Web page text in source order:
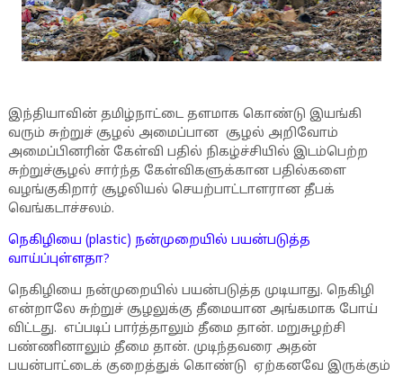
இந்தியாவின் தமிழ்நாட்டை தளமாக கொண்டு இயங்கி
வரும் சுற்றுச் சூழல் அமைப்பான சூழல் அறிவோம்
அமைப்பினரின் கேள்வி பதில் நிகழ்ச்சியில் இடம்பெற்ற
சுற்றுச்சூழல் சார்ந்த கேள்விகளுக்கான பதில்களை
வழங்குகிறார் சூழலியல் செயற்பாட்டாளரான தீபக்
வெங்கடாச்சலம்.
நெகிழியை (plastic) நன்முறையில் பயன்படுத்த
வாய்ப்புள்ளதா?
நெகிழியை நன்முறையில் பயன்படுத்த முடியாது. நெகிழி
என்றாலே சுற்றுச் சூழலுக்கு தீமையான அங்கமாக போய்
விட்டது. எப்படிப் பார்த்தாலும் தீமை தான். மறுசுழற்சி
பண்ணினாலும் தீமை தான். முடிந்தவரை அதன்
பயன்பாட்டைக் குறைத்துக் கொண்டு ஏற்கனவே இருக்கும்